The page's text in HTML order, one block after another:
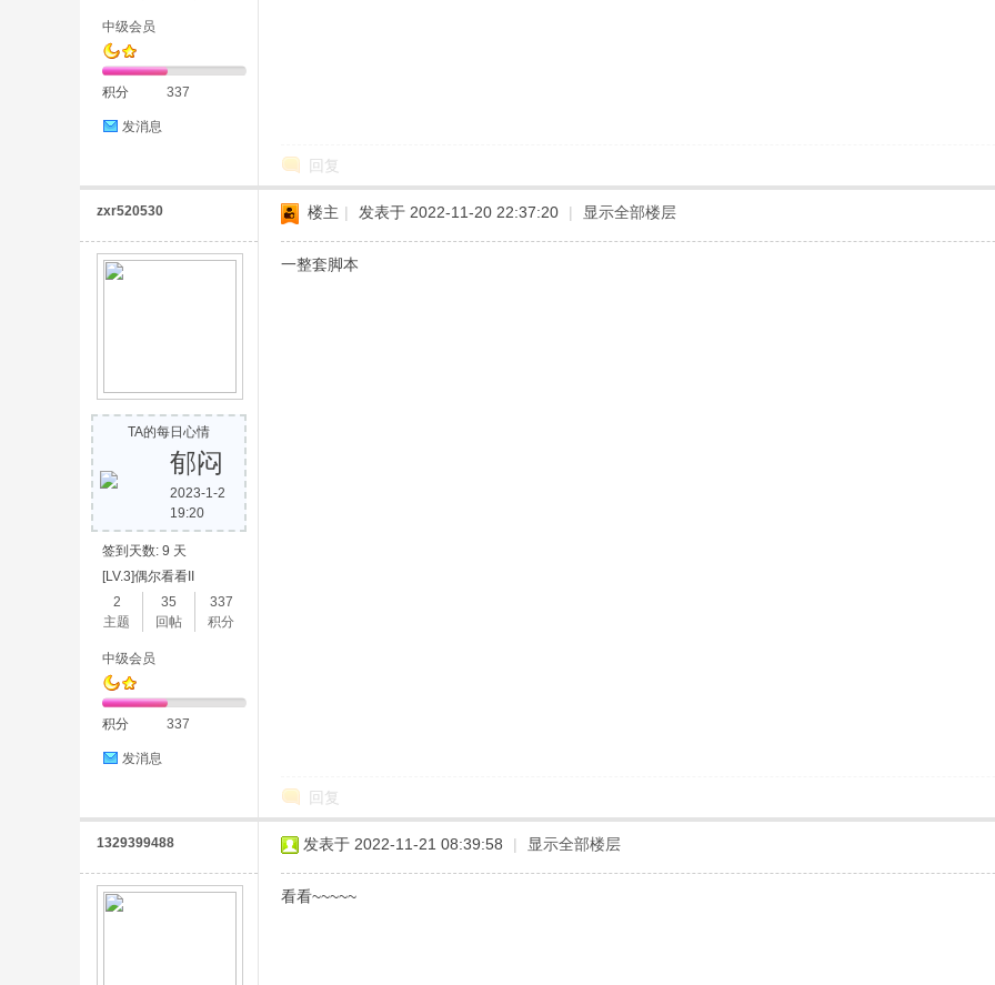
中级会员
积分 337
发消息
回复
zxr520530
TA的每日心情
郁闷
2023-1-2
19:20
签到天数: 9 天
[LV.3]偶尔看看II
2
主题
35
回帖
337
积分
中级会员
积分 337
发消息
楼主 | 发表于 2022-11-20 22:37:20 | 显示全部楼层
一整套脚本
回复
1329399488 发表于 2022-11-21 08:39:58 | 显示全部楼层
看看~~~~~